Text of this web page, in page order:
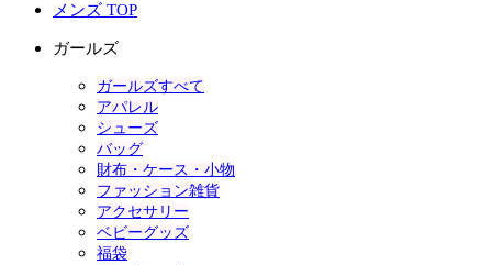
メンズ TOP
ガールズ
ガールズすべて
アパレル
シューズ
バッグ
財布・ケース・小物
ファッション雑貨
アクセサリー
ベビーグッズ
福袋